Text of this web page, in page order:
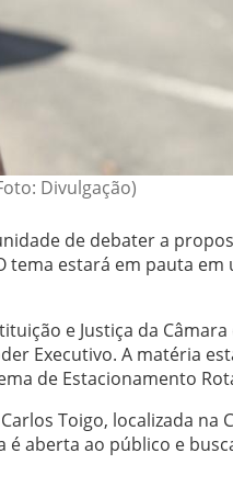
Divulgação)
de debater a
tema estará em pauta
e Justiça da
Executivo. A matéria
de Estacionamento
Toigo, localizada na
aberta ao público e